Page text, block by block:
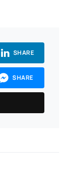
SHARE
SHARE